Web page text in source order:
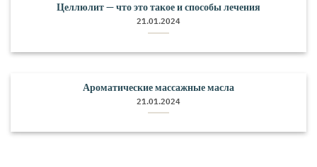
Целлюлит — что это такое и способы лечения
21.01.2024
Ароматические массажные масла
21.01.2024